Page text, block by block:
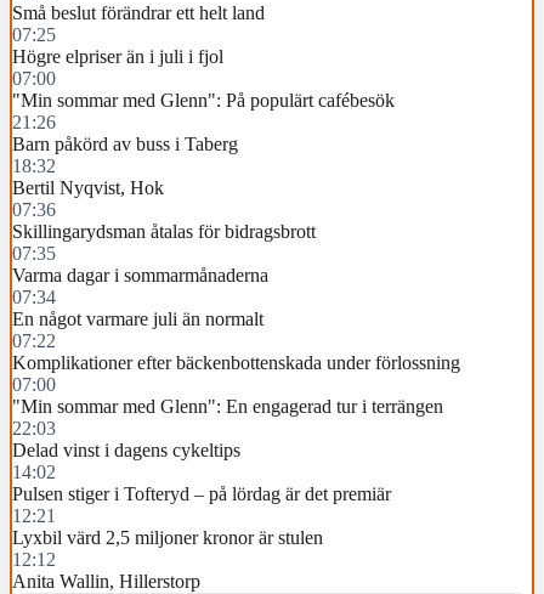
Små beslut förändrar ett helt land
07:25
Högre elpriser än i juli i fjol
07:00
"Min sommar med Glenn": På populärt cafébesök
21:26
Barn påkörd av buss i Taberg
18:32
Bertil Nyqvist, Hok
07:36
Skillingarydsman åtalas för bidragsbrott
07:35
Varma dagar i sommarmånaderna
07:34
En något varmare juli än normalt
07:22
Komplikationer efter bäckenbottenskada under förlossning
07:00
"Min sommar med Glenn": En engagerad tur i terrängen
22:03
Delad vinst i dagens cykeltips
14:02
Pulsen stiger i Tofteryd – på lördag är det premiär
12:21
Lyxbil värd 2,5 miljoner kronor är stulen
12:12
Anita Wallin, Hillerstorp